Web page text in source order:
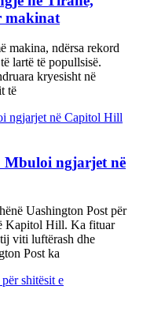
makinat
makina, ndërsa rekord
lartë të popullsisë.
kryesisht në
të
Mbuloi ngjarjet në
Uashington Post për
Kapitol Hill. Ka fituar
viti luftërash dhe
Post ka